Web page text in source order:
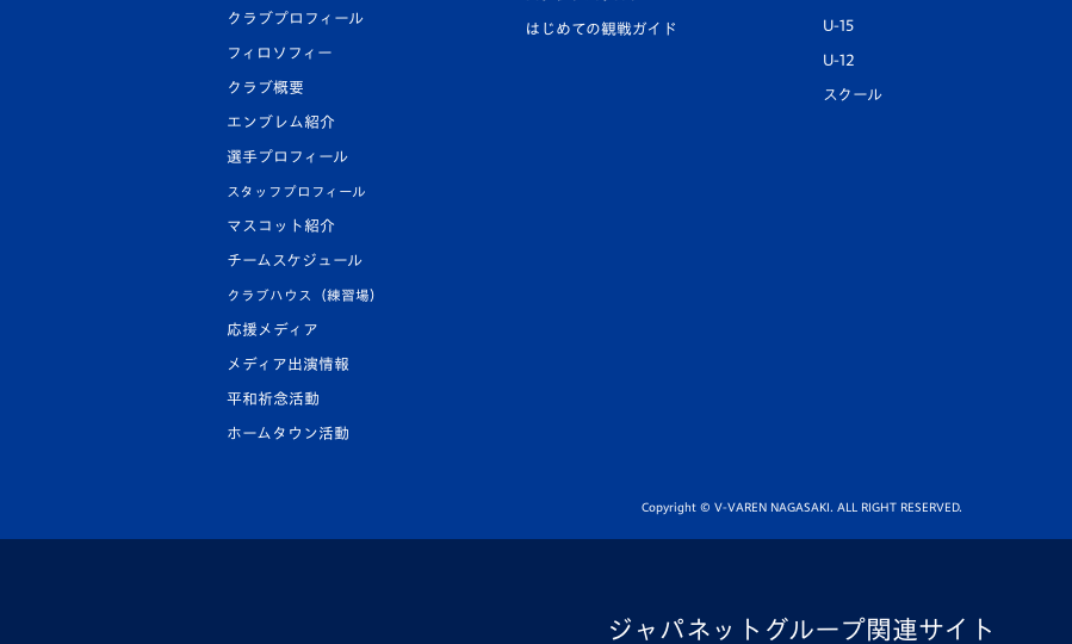
クラブプロフィール
フィロソフィー
クラブ概要
エンブレム紹介
選手プロフィール
スタッフプロフィール
マスコット紹介
チームスケジュール
クラブハウス（練習場）
応援メディア
メディア出演情報
平和祈念活動
ホームタウン活動
はじめての観戦ガイド U-15
U-12
スクール
Copyright © V-VAREN NAGASAKI. ALL RIGHT RESERVED.
ジャパネットグループ関連サイト